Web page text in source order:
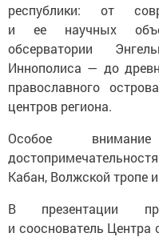
республики: от
и ее научных
обсерватории
Иннополиса — до
православного
центров региона.
Особое
Кабан, Волжской тропе
В презентации
и сооснователь Центра